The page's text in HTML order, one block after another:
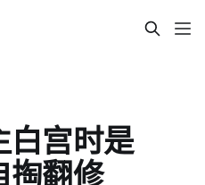
白宫时是
掏翻修